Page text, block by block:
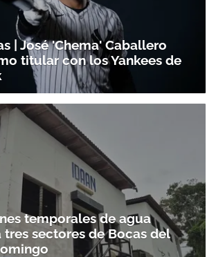
| José 'Chema' Caballero
titular con los Yankees de
temporales de agua
tres sectores de Bocas del